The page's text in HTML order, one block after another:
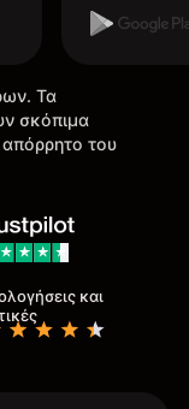
Τα
σκόπιμα
απόρρητο του
και